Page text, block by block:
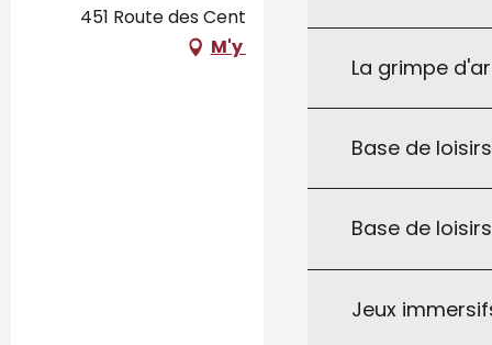
La grimpe
Base de
Base de
Jeux
451 Route des Cent Écus, 46300 Milhac
M'y rendre